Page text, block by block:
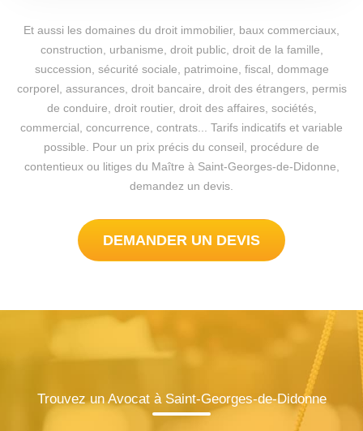
Et aussi les domaines du droit immobilier, baux commerciaux,
construction, urbanisme, droit public, droit de la famille,
succession, sécurité sociale, patrimoine, fiscal, dommage
corporel, assurances, droit bancaire, droit des étrangers, permis
de conduire, droit routier, droit des affaires, sociétés,
commercial, concurrence, contrats... Tarifs indicatifs et variable
possible. Pour un prix précis du conseil, procédure de
contentieux ou litiges du Maître à Saint-Georges-de-Didonne,
demandez un devis.
DEMANDER UN DEVIS
Trouvez un Avocat à Saint-Georges-de-Didonne